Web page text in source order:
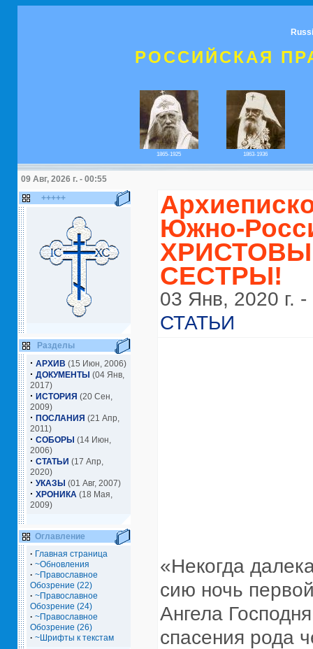
РОССИЙСКАЯ
1865-1925 1863-1936
09 Авг, 2026 г. - 00:55
+++++
Разделы
· АРХИВ (15 Июн, 2006)
· ДОКУМЕНТЫ (04 Янв,
2017)
· ИСТОРИЯ (20 Сен,
2009)
· ПОСЛАНИЯ (21 Апр,
2011)
· СОБОРЫ (14 Июн,
2006)
· СТАТЬИ (17 Апр,
2020)
· УКАЗЫ (01 Авг, 2007)
· ХРОНИКА (18 Мая,
2009)
Оглавление
· Главная страница
· ~Обновления
· ~Православное
Обозрение (22)
· ~Православное
Обозрение (24)
· ~Православное
Обозрение (26)
· ~Шрифты к текстам
Южно-
СЕCТРЫ!
03 Янв, 2020 г.
СТАТЬИ
«Некогда
сию ночь
Ангела
спасения рода